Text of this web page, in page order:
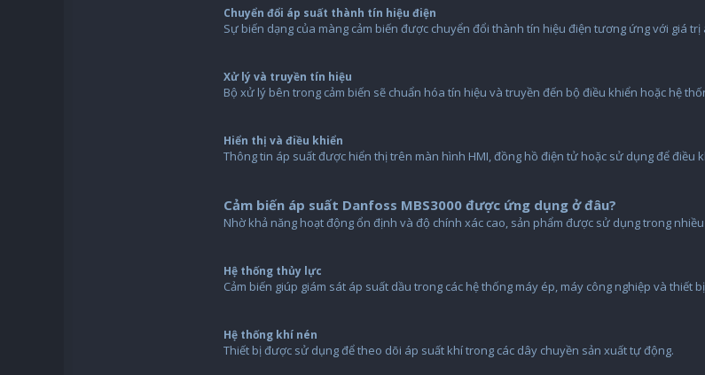
Chuyển đổi áp suất thành tín hiệu điện
Sự biến dạng của màng cảm biến được chuyển đổi thành tín hiệu điện tương ứng với giá trị
Xử lý và truyền tín hiệu
Bộ xử lý bên trong cảm biến sẽ chuẩn hóa tín hiệu và truyền đến bộ điều khiển hoặc hệ
Hiển thị và điều khiển
Thông tin áp suất được hiển thị trên màn hình HMI, đồng hồ điện tử hoặc sử dụng để điều
Cảm biến áp suất Danfoss MBS3000 được ứng dụng ở đâu?
Nhờ khả năng hoạt động ổn định và độ chính xác cao, sản phẩm được sử dụng trong
Hệ thống thủy lực
Cảm biến giúp giám sát áp suất dầu trong các hệ thống máy ép, máy công nghiệp và thiết
Hệ thống khí nén
Thiết bị được sử dụng để theo dõi áp suất khí trong các dây chuyền sản xuất tự động.